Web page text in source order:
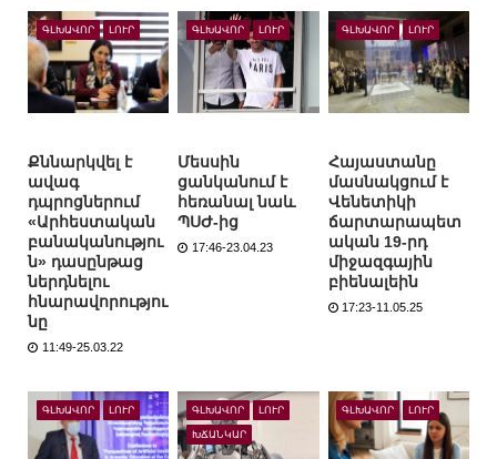
ԳԼԽԱՎՈՐ ԼՈՒՐ
Քննարկվել է
ավագ
դպրոցներում
«Արհեստական
բանականությու
ն» դասընթաց
ներդնելու
հնարավորությու
նը
11:49-25.03.22
ԳԼԽԱՎՈՐ ԼՈՒՐ
Մեսսին
ցանկանում է
հեռանալ նաև
ՊՍԺ-ից
17:46-23.04.23
ԳԼԽԱՎՈՐ ԼՈՒՐ
Հայաստանը
մասնակցում է
Վենետիկի
ճարտարապետ
ական 19-րդ
միջազգային
բիենալեին
17:23-11.05.25
ԳԼԽԱՎՈՐ ԼՈՒՐ ԳԼԽԱՎՈՐ ԼՈՒՐ
ԽՃԱՆԿԱՐ
ԳԼԽԱՎՈՐ ԼՈՒՐ